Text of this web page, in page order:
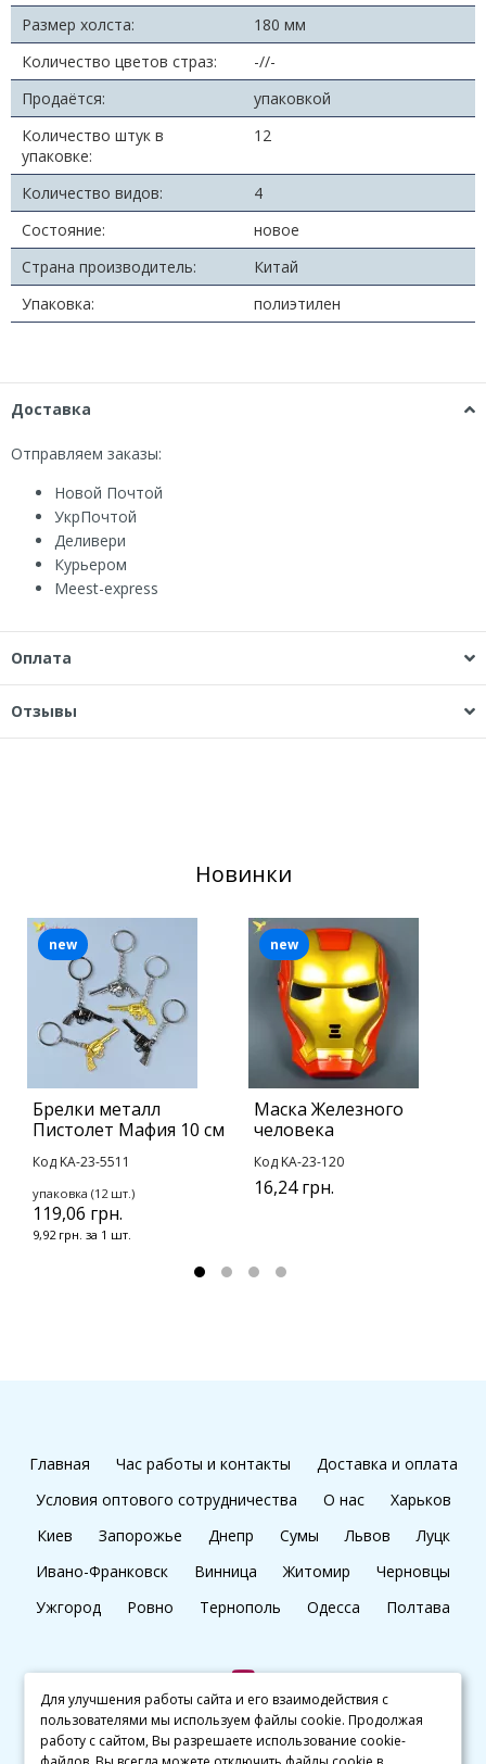
Размер холста:
180 мм
Количество цветов страз:
-//-
Продаётся:
упаковкой
Количество штук в
упаковке:
12
Количество видов:
4
Состояние:
новое
Страна производитель:
Китай
Упаковка:
полиэтилен
Доставка
Отправляем заказы:
Новой Почтой
УкрПочтой
Деливери
Курьером
Мeest-express
Оплата
Отзывы
Новинки
Брелки металл
Пистолет Мафия 10 см
Код KA-23-5511
упаковка (12 шт.)
119,06 грн.
9,92 грн. за 1 шт.
new
Маска Железного
человека
Код KA-23-120
16,24 грн.
new
Главная Час работы и контакты
Доставка и оплата
Условия оптового сотрудничества
О нас
Харьков
Киев
Запорожье Днепр Сумы Львов
Луцк
Ивано-Франковск
Винница Житомир
Черновцы
Ужгород
Ровно Тернополь Одесса Полтава
+38 (097) 045 65 77
Для улучшения работы сайта и его взаимодействия с
пользователями мы используем файлы cookie. Продолжая
работу с сайтом, Вы разрешаете использование cookie-